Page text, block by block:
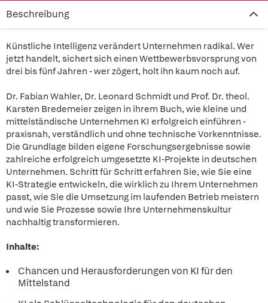
Beschreibung
Künstliche Intelligenz verändert Unternehmen radikal. Wer
jetzt handelt, sichert sich einen Wettbewerbsvorsprung von
drei bis fünf Jahren - wer zögert, holt ihn kaum noch auf.
Dr. Fabian Wahler, Dr. Leonard Schmidt und Prof. Dr. theol.
Karsten Bredemeier zeigen in ihrem Buch, wie kleine und
mittelständische Unternehmen KI erfolgreich einführen -
praxisnah, verständlich und ohne technische Vorkenntnisse.
Die Grundlage bilden eigene Forschungsergebnisse sowie
zahlreiche erfolgreich umgesetzte KI-Projekte in deutschen
Unternehmen. Schritt für Schritt erfahren Sie, wie Sie eine
KI-Strategie entwickeln, die wirklich zu Ihrem Unternehmen
passt, wie Sie die Umsetzung im laufenden Betrieb meistern
und wie Sie Prozesse sowie Ihre Unternehmenskultur
nachhaltig transformieren.
Inhalte:
Chancen und Herausforderungen von KI für den
Mittelstand